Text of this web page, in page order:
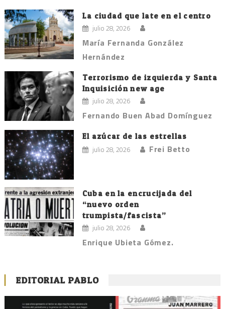
La ciudad que late en el centro
julio 28, 2026
María Fernanda González
Hernández
Terrorismo de izquierda y Santa
Inquisición new age
julio 28, 2026
Fernando Buen Abad Domínguez
El azúcar de las estrellas
julio 28, 2026 Frei Betto
Cuba en la encrucijada del
“nuevo orden
trumpista/fascista”
julio 28, 2026
Enrique Ubieta Gómez.
EDITORIAL PABLO